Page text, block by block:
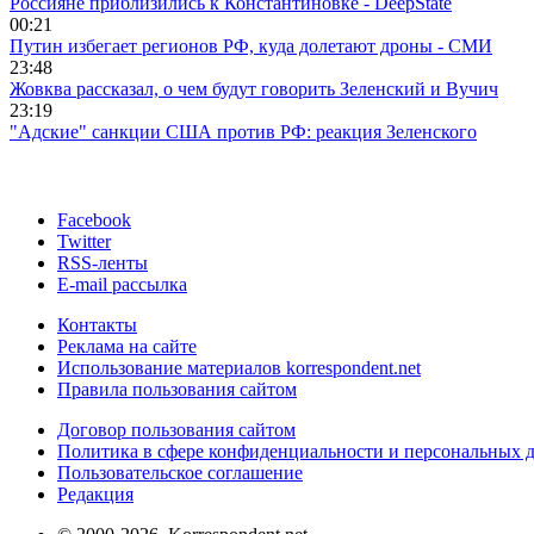
00:21
Путин избегает регионов РФ, куда долетают дроны - СМИ
23:48
Жовква рассказал, о чем будут говорить Зеленский и Вучич
23:19
"Адские" санкции США против РФ: реакция Зеленского
Facebook
Twitter
RSS-ленты
E-mail рассылка
Контакты
Реклама на сайте
Использование материалов korrespondent.net
Правила пользования сайтом
Договор пользования сайтом
Политика в сфере конфиденциальности и персональных
Пользовательское соглашение
Редакция